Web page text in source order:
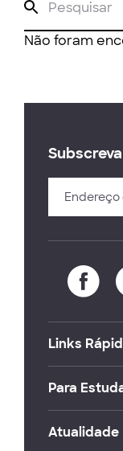
Não foram
Links
Para
Atualidade